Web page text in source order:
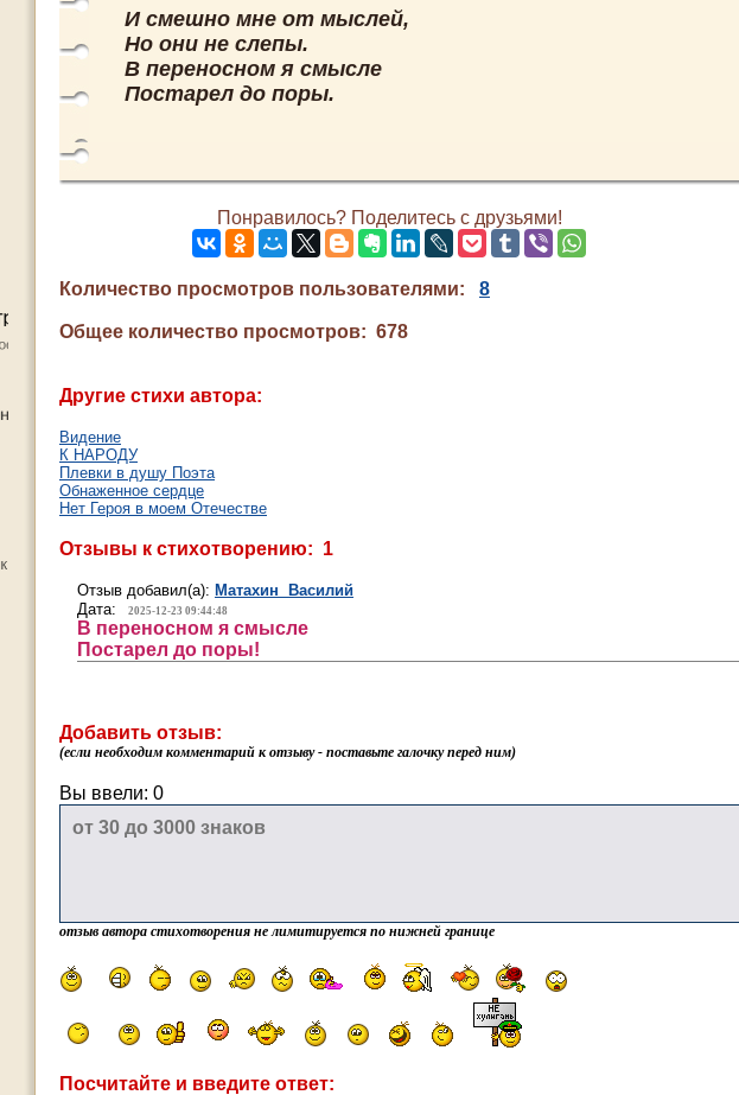
И смешно мне от мыслей,
Но они не слепы.
В переносном я смысле
Постарел до поры.
Понравилось? Поделитесь с друзьями!
Количество просмотров пользователями: 8
Общее количество просмотров: 678
Другие стихи автора:
Видение
К НАРОДУ
Плевки в душу Поэта
Обнаженное сердце
Нет Героя в моем Отечестве
Отзывы к стихотворению: 1
Отзыв добавил(а): Матахин Василий
Дата:
2025-12-23 09:44:48
В переносном я смысле
Постарел до поры!
Добавить отзыв:
(если необходим комментарий к отзыву - поставьте галочку перед ним)
Вы ввели: 0
отзыв автора стихотворения не лимитируется по нижней границе
Посчитайте и введите ответ: